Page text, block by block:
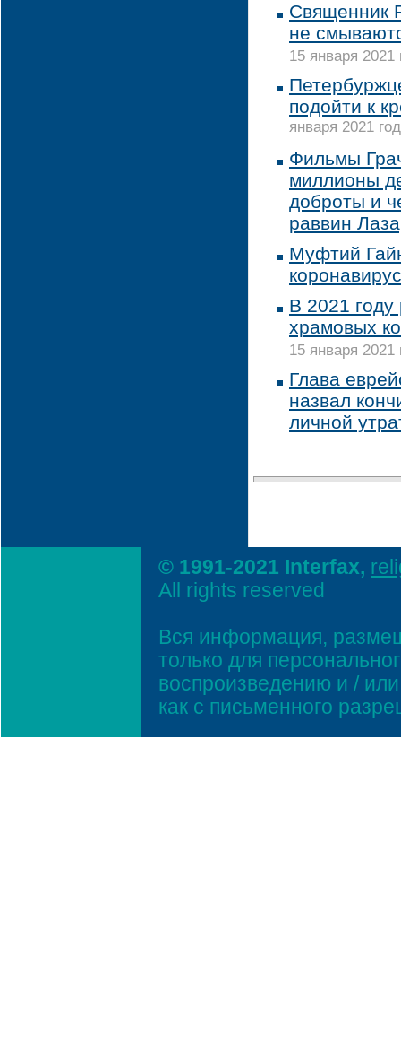
Священник
не
15 января 2021
подойти к
января 2021
Фильмы
миллионы
доброты и
раввин
Муфтий
В 2021 году
храмовых
15 января 2021
Глава
назвал
личной
© 1991-2021 Interfax,
All rights reserved
Вся информация,
только для
воспроизведению и /
как с письменного